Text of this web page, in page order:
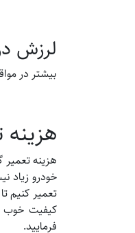
لرزش
بیشتر در
هزینه
تعمیر کنیم
کیفیت خوب
فرمایید.